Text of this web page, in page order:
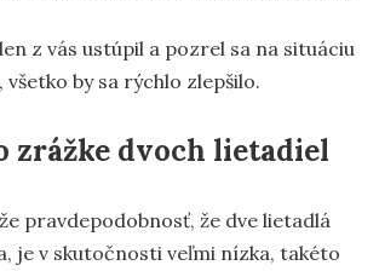
z vás ustúpil a pozrel sa na situáciu
by sa rýchlo zlepšilo.
zrážke dvoch lietadiel
pravdepodobnosť, že dve lietadlá
je v skutočnosti veľmi nízka, takéto